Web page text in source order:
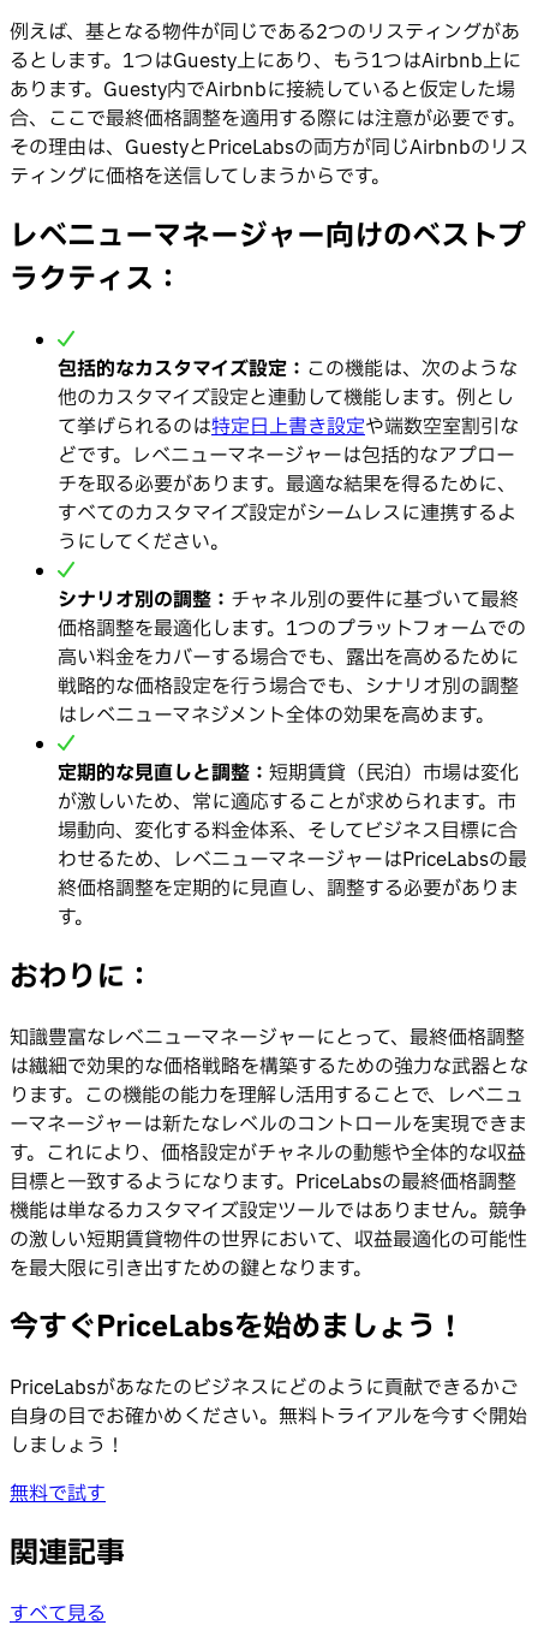
例えば、基となる物件が同じである2つのリスティングがあ
るとします。1つはGuesty上にあり、もう1つはAirbnb上に
あります。Guesty内でAirbnbに接続していると仮定した場
合、ここで最終価格調整を適用する際には注意が必要です。
その理由は、GuestyとPriceLabsの両方が同じAirbnbのリス
ティングに価格を送信してしまうからです。
レベニューマネージャー向けのベストプ
ラクティス：
包括的なカスタマイズ設定： この機能は、次のような
他のカスタマイズ設定と連動して機能します。例とし
て挙げられるのは特定日上書き設定や端数空室割引な
どです。レベニューマネージャーは包括的なアプロー
チを取る必要があります。最適な結果を得るために、
すべてのカスタマイズ設定がシームレスに連携するよ
うにしてください。
シナリオ別の調整： チャネル別の要件に基づいて最終
価格調整を最適化します。1つのプラットフォームでの
高い料金をカバーする場合でも、露出を高めるために
戦略的な価格設定を行う場合でも、シナリオ別の調整
はレベニューマネジメント全体の効果を高めます。
定期的な見直しと調整： 短期賃貸（民泊）市場は変化
が激しいため、常に適応することが求められます。市
場動向、変化する料金体系、そしてビジネス目標に合
わせるため、レベニューマネージャーはPriceLabsの最
終価格調整を定期的に見直し、調整する必要がありま
す。
おわりに：
知識豊富なレベニューマネージャーにとって、最終価格調整
は繊細で効果的な価格戦略を構築するための強力な武器とな
ります。この機能の能力を理解し活用することで、レベニュ
ーマネージャーは新たなレベルのコントロールを実現できま
す。これにより、価格設定がチャネルの動態や全体的な収益
目標と一致するようになります。PriceLabsの最終価格調整
機能は単なるカスタマイズ設定ツールではありません。競争
の激しい短期賃貸物件の世界において、収益最適化の可能性
を最大限に引き出すための鍵となります。
今すぐPriceLabsを始めましょう！
PriceLabsがあなたのビジネスにどのように貢献できるかご
自身の目でお確かめください。無料トライアルを今すぐ開始
しましょう！
無料で試す
関連記事
すべて見る